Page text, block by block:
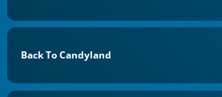
Back To Candyland